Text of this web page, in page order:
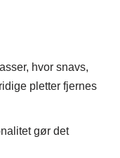
hvor snavs,
pletter fjernes
gør det